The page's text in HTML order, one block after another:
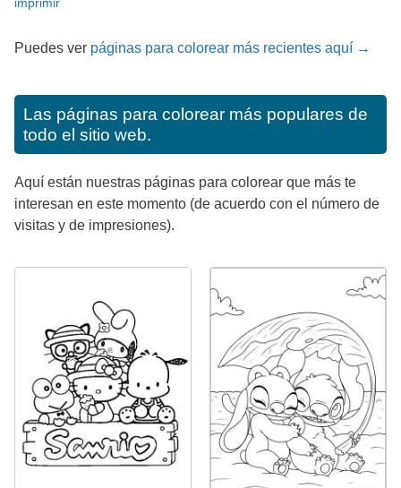
imprimir
Puedes ver páginas para colorear más recientes aquí →
Las páginas para colorear más populares de
todo el sitio web.
Aquí están nuestras páginas para colorear que más te
interesan en este momento (de acuerdo con el número de
visitas y de impresiones).